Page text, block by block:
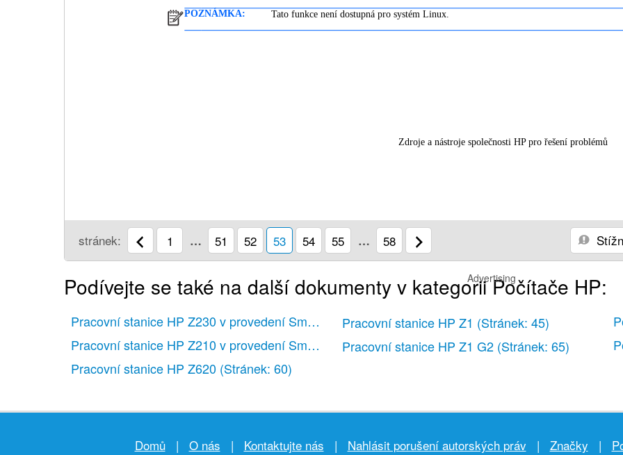
POZNÁMKA: Tato funkce není dostupná pro systém Linux.
Zdroje a nástroje společnosti HP pro řešení problémů
stránek: 1 … 51 52 53 54 55 … 58
Advertising
Podívejte se také na další dokumenty v kategorii Počítače HP:
Pracovní stanice HP Z230 v provedení Small Form Factor (Stránek: 54)
Pracovní stanice HP Z210 v provedení Small Form Factor (Stránek: 67)
Pracovní stanice HP Z620 (Stránek: 60)
Pracovní stanice HP Z1 (Stránek: 45)
Pracovní stanice HP Z1 G2 (Stránek: 65)
Domů | O nás | Kontaktujte nás | Nahlásit porušení autorských práv | Značky |